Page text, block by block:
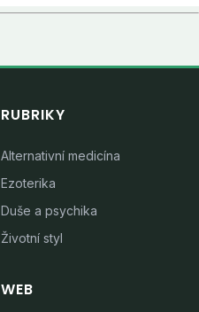
RUBRIKY
Alternativní medicína
Ezoterika
Duše a psychika
Životní styl
WEB